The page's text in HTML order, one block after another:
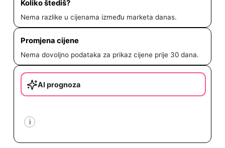
Koliko štediš?
Nema razlike u cijenama između marketa danas.
Promjena cijene
Nema dovoljno podataka za prikaz cijene prije 30 dana.
AI prognoza
i